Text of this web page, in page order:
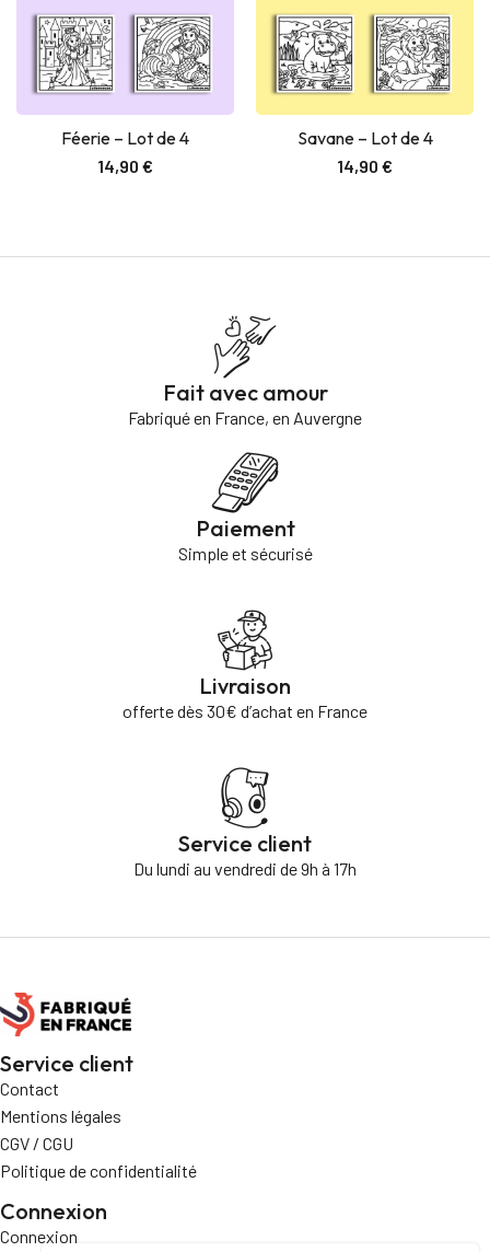
Ajouter au panier
Féerie – Lot de 4
14,90 €
Ajouter au panier
Savane – Lot de 4
14,90 €
Fait avec amour
Fabriqué en France, en Auvergne
Paiement
Simple et sécurisé
Livraison
offerte dès 30€ d’achat en France
Service client
Du lundi au vendredi de 9h à 17h
Service client
Contact
Mentions légales
CGV / CGU
Politique de confidentialité
Connexion
Connexion